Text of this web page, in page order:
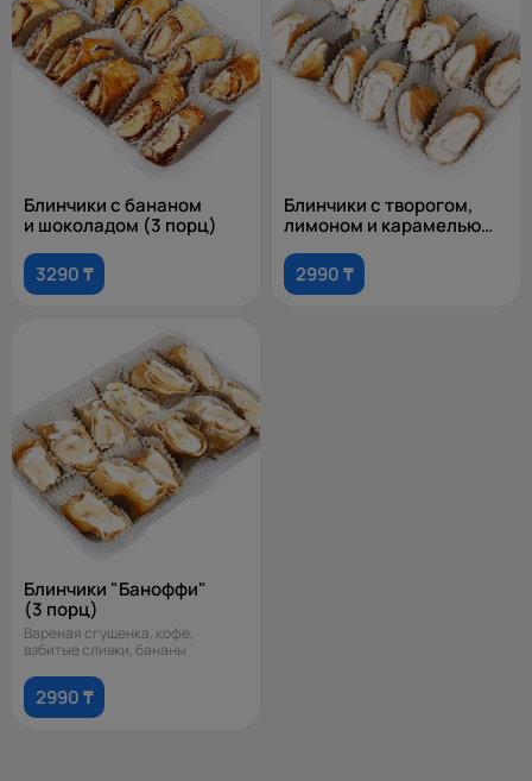
Блинчики с бананом
и шоколадом (3 порц)
3290 ₸
Блинчики с творогом,
лимоном и карамелью
2990 ₸
Блинчики "Баноффи"
(3 порц)
Вареная сгущенка, кофе,
взбитые сливки, бананы
2990 ₸